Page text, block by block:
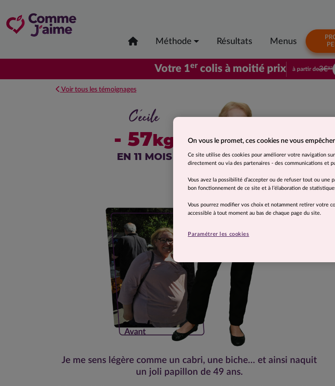
Méthode Résultats Menus
Votre 1er colis à moitié prix
Votre premier
à partir de3€92
Voir tous les témoignages
Cécile
- 57kg
EN 11 MOIS
Je me sens légère comme un cabri, une biche... et ainsi naquit
un joli papillon de 49 ans.
On vous le promet, ces cookies ne vous
Ce site utilise des cookies pour améliorer votre navigation
directement ou via des partenaires - des communications et
Vous avez la possibilité d’accepter ou de refuser tout ou une
bon fonctionnement de ce site et à l’élaboration de
Vous pourrez modifier vos choix et notamment retirer votre
accessible à tout moment au bas de chaque page du site.
Paramétrer les cookies